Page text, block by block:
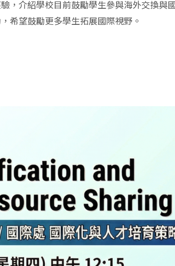
，介紹學校目前鼓勵學生參與海外交換
希望鼓勵更多學生拓展國際視野。